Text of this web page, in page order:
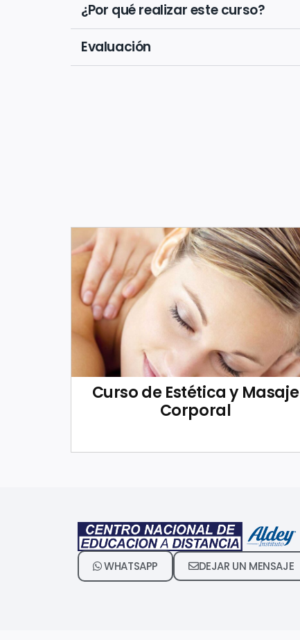
¿Por qué realizar este curso?
Evaluación
Curso de Estética y Masaje
Corporal
WHATSAPP DEJAR UN MENSAJE